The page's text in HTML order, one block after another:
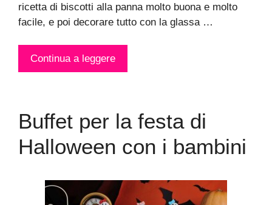
ricetta di biscotti alla panna molto buona e molto
facile, e poi decorare tutto con la glassa …
Continua a leggere
Buffet per la festa di
Halloween con i bambini